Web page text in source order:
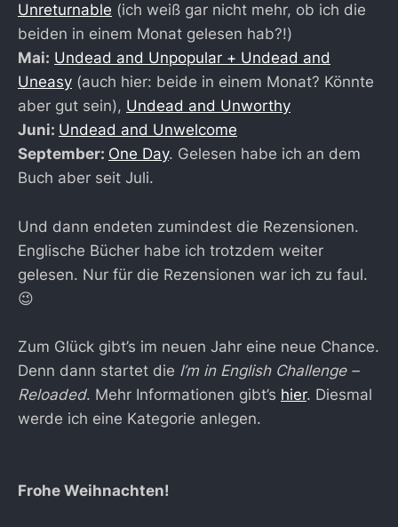
Unreturnable (ich weiß gar nicht mehr, ob ich die
beiden in einem Monat gelesen hab?!)
Mai: Undead and Unpopular + Undead and
Uneasy (auch hier: beide in einem Monat? Könnte
aber gut sein), Undead and Unworthy
Juni: Undead and Unwelcome
September: One Day. Gelesen habe ich an dem
Buch aber seit Juli.
Und dann endeten zumindest die Rezensionen.
Englische Bücher habe ich trotzdem weiter
gelesen. Nur für die Rezensionen war ich zu faul.
😉
Zum Glück gibt’s im neuen Jahr eine neue Chance.
Denn dann startet die I’m in English Challenge –
Reloaded. Mehr Informationen gibt’s hier. Diesmal
werde ich eine Kategorie anlegen.
Frohe Weihnachten!